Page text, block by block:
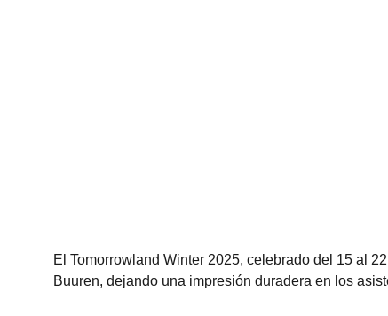
El Tomorrowland Winter 2025, celebrado del 15 al
Buuren, dejando una impresión duradera en los